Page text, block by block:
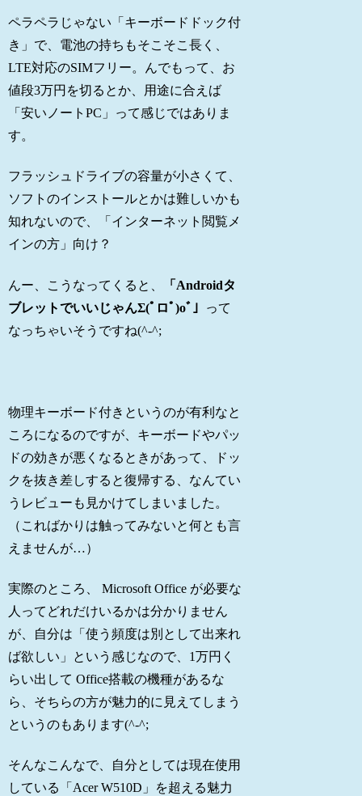
ペラペラじゃない「キーボードドック付
き」で、電池の持ちもそこそこ長く、
LTE対応のSIMフリー。んでもって、お
値段3万円を切るとか、用途に合えば
「安いノートPC」って感じではありま
す。
フラッシュドライブの容量が小さくて、
ソフトのインストールとかは難しいかも
知れないので、「インターネット閲覧メ
インの方」向け？
んー、こうなってくると、
「Androidタ
ブレットでいいじゃんΣ(ﾟロﾟ)oﾞ」
って
なっちゃいそうですね(^-^;
物理キーボード付きというのが有利なと
ころになるのですが、キーボードやパッ
ドの効きが悪くなるときがあって、ドッ
クを抜き差しすると復帰する、なんてい
うレビューも見かけてしまいました。
（こればかりは触ってみないと何とも言
えませんが…）
実際のところ、 Microsoft Office が必要な
人ってどれだけいるかは分かりません
が、自分は「使う頻度は別として出来れ
ば欲しい」という感じなので、1万円く
らい出して Office搭載の機種があるな
ら、そちらの方が魅力的に見えてしまう
というのもあります(^-^;
そんなこんなで、自分としては現在使用
している「Acer W510D」を超える魅力